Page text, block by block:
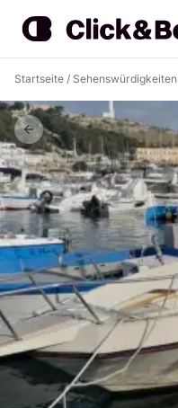
Startseite / Sehenswürdigkeiten